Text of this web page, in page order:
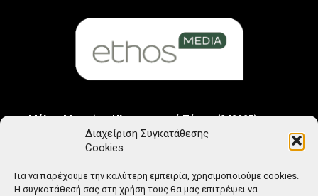
Διαχείριση Συγκατάθεσης
Cookies
Για να παρέχουμε την καλύτερη εμπειρία, χρησιμοποιούμε cookies.
Η συγκατάθεσή σας στη χρήση τους θα μας επιτρέψει να
Μέλος Μητρώου Ηλεκτρονικού Τύπου (242225)